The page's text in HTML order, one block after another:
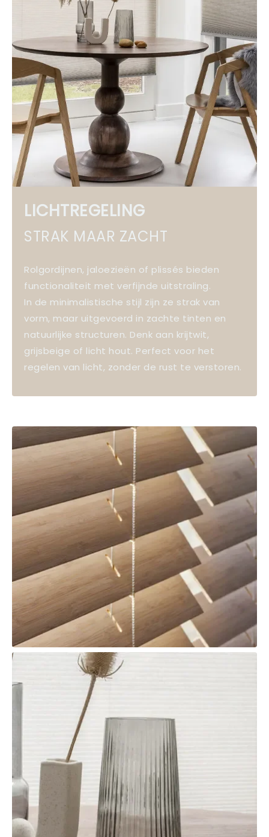
LICHTREGELING
STRAK MAAR ZACHT
Rolgordijnen, jaloezieën of plissés bieden
functionaliteit met verfijnde uitstraling.
In de minimalistische stijl zijn ze strak van
vorm, maar uitgevoerd in zachte tinten en
natuurlijke structuren. Denk aan krijtwit,
grijsbeige of licht hout. Perfect voor het
regelen van licht, zonder de rust te verstoren.